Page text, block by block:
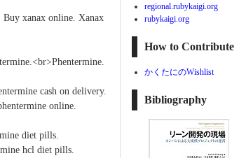
xanax online. Xanax
cash on delivery.
online.
diet pills.
hcl diet pills.
regional.rubykaigi.org
rubykaigi.org
How to Contribute
かくたにのWishlist
Bibliography